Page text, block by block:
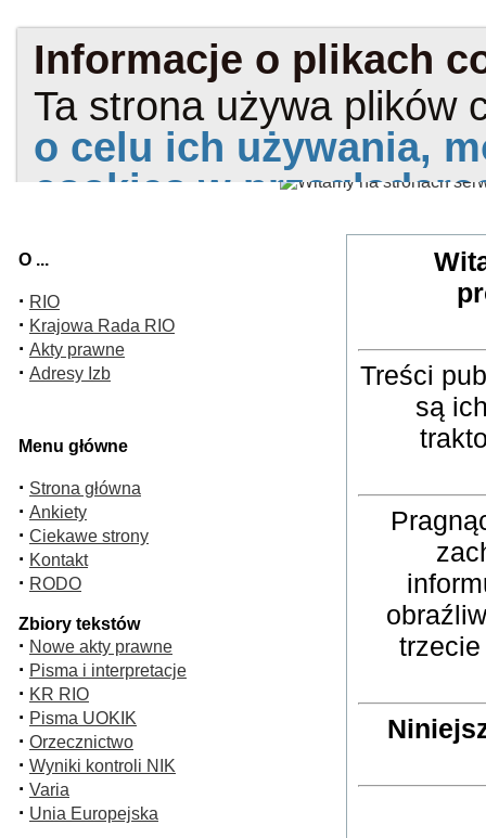
O ...
· RIO
· Krajowa Rada RIO
· Akty prawne
· Adresy Izb
Menu główne
· Strona główna
· Ankiety
· Ciekawe strony
· Kontakt
· RODO
Zbiory tekstów
· Nowe akty prawne
· Pisma i interpretacje
· KR RIO
· Pisma UOKIK
· Orzecznictwo
· Wyniki kontroli NIK
· Varia
· Unia Europejska
Treści
są